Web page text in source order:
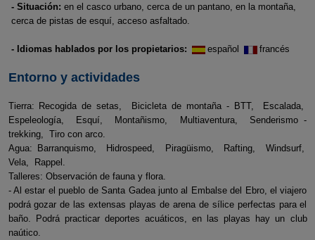
- Situación: en el casco urbano, cerca de un pantano, en la montaña,
cerca de pistas de esquí, acceso asfaltado.
- Idiomas hablados por los propietarios: español francés
Entorno y actividades
Tierra: Recogida de setas, Bicicleta de montaña - BTT, Escalada,
Espeleología, Esquí, Montañismo, Multiaventura, Senderismo -
trekking, Tiro con arco.
Agua: Barranquismo, Hidrospeed, Piragüismo, Rafting, Windsurf,
Vela, Rappel.
Talleres: Observación de fauna y flora.
- Al estar el pueblo de Santa Gadea junto al Embalse del Ebro, el viajero
podrá gozar de las extensas playas de arena de sílice perfectas para el
baño. Podrá practicar deportes acuáticos, en las playas hay un club
naútico.